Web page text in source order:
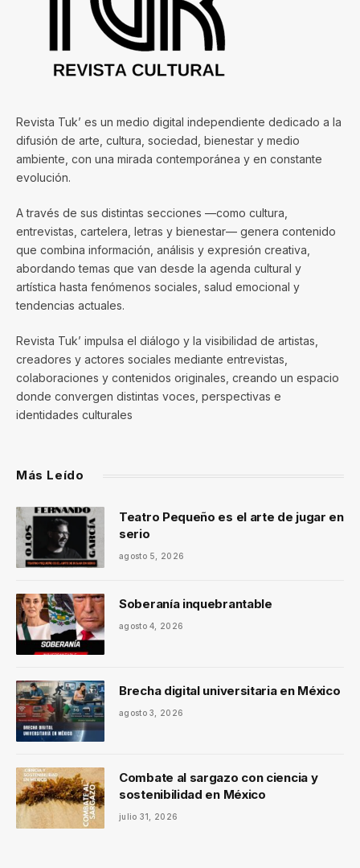
Revista Tuk’ es un medio digital independiente dedicado a la
difusión de arte, cultura, sociedad, bienestar y medio
ambiente, con una mirada contemporánea y en constante
evolución.
A través de sus distintas secciones —como cultura,
entrevistas, cartelera, letras y bienestar— genera contenido
que combina información, análisis y expresión creativa,
abordando temas que van desde la agenda cultural y
artística hasta fenómenos sociales, salud emocional y
tendencias actuales.
Revista Tuk’ impulsa el diálogo y la visibilidad de artistas,
creadores y actores sociales mediante entrevistas,
colaboraciones y contenidos originales, creando un espacio
donde convergen distintas voces, perspectivas e
identidades culturales
Más Leído
Teatro Pequeño es el arte de jugar en
serio
agosto 5, 2026
Soberanía inquebrantable
agosto 4, 2026
Brecha digital universitaria en México
agosto 3, 2026
Combate al sargazo con ciencia y
sostenibilidad en México
julio 31, 2026